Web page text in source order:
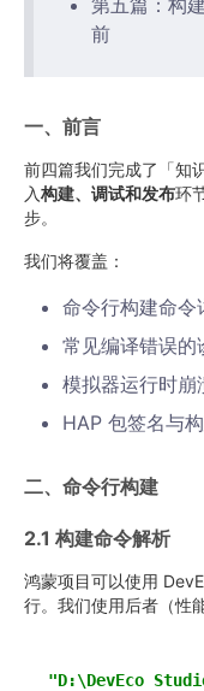
第五篇：构
前
一、前言
前四篇我们完成了「知
入构建、调试和发布环
步。
我们将覆盖：
命令行构建命令
常见编译错误的
模拟器运行时崩
HAP 包签名与
二、命令行构建
2.1 构建命令解析
鸿蒙项目可以使用
行。我们使用后者（性
"D:\DevEco